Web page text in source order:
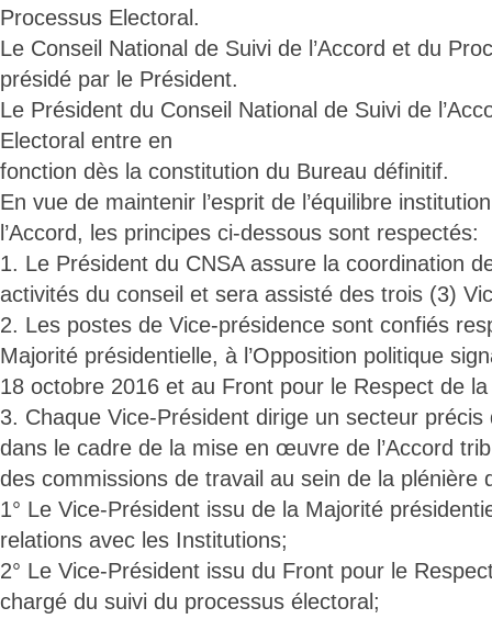
Processus Electoral.
Le Conseil National de Suivi de l’Accord et du
présidé par le Président.
Le Président du Conseil National de Suivi de
Electoral entre en
fonction dès la constitution du Bureau définitif.
En vue de maintenir l’esprit de l’équilibre
l’Accord, les principes ci-dessous sont respectés:
1. Le Président du CNSA assure la coordination
activités du conseil et sera assisté des trois (3)
2. Les postes de Vice-présidence sont confiés
Majorité présidentielle, à l’Opposition politique
18 octobre 2016 et au Front pour le Respect de
3. Chaque Vice-Président dirige un secteur précis
dans le cadre de la mise en œuvre de l’Accord
des commissions de travail au sein de la plénière
1° Le Vice-Président issu de la Majorité
relations avec les Institutions;
2° Le Vice-Président issu du Front pour le
chargé du suivi du processus électoral;